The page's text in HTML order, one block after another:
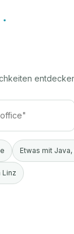
Etwas mit
Linz